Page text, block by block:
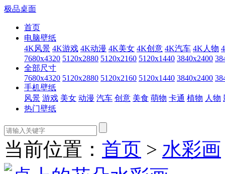
极品桌面
首页
电脑壁纸
4K风景 4K游戏 4K动漫 4K美女 4K创意 4K汽车 4K人物
7680x4320 5120x2880 5120x2160 5120x1440 3840x2400
全部尺寸
7680x4320 5120x2880 5120x2160 5120x1440 3840x2400
手机壁纸
风景 游戏 美女 动漫 汽车 创意 美食 萌物 卡通 植物 人物
热门壁纸
当前位置： 首页 > 水彩画